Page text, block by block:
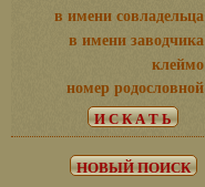
в имени совладельца
в имени заводчика
клеймо
номер родословной